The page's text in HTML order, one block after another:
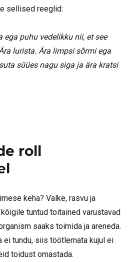
sellised reeglid:
ega puhu vedelikku nii, et see
lurista. Ära limpsi sõrmi ega
süües nagu siga ja ära kratsi
ja missugustes kogustes”
roll
keha? Valke, rasvu ja
tuntud toitained varustavad
saaks toimida ja areneda.
ei tundu, siis töötlemata kujul ei
toidust omastada.